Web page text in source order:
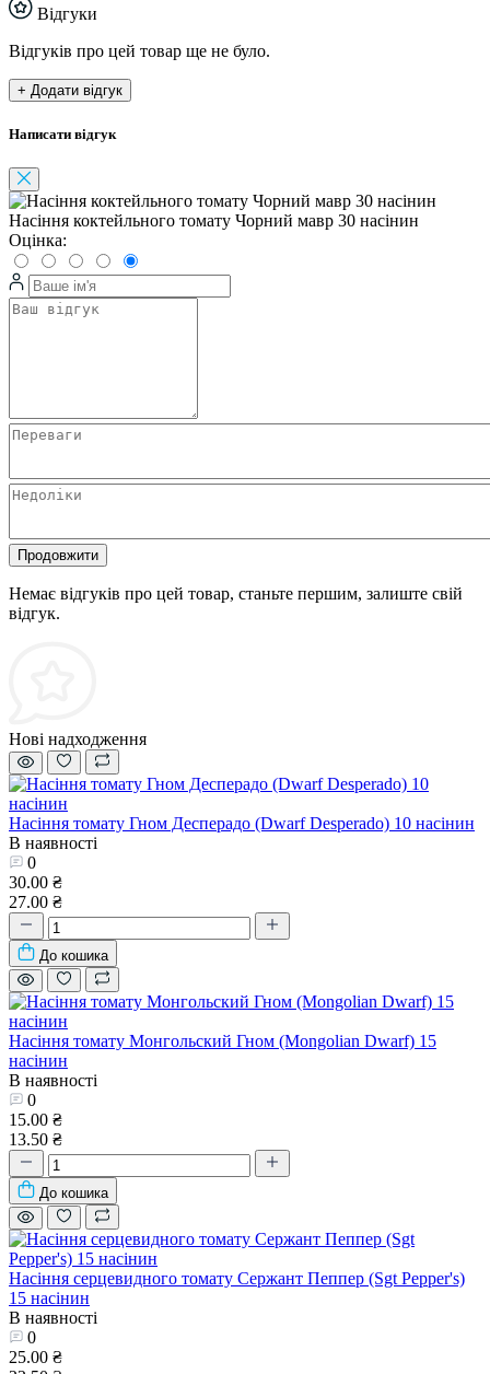
Відгуки
Відгуків про цей товар ще не було.
+ Додати відгук
Написати відгук
Насіння коктейльного томату Чорний мавр 30 насінин
Оцінка:
Продовжити
Немає відгуків про цей товар, станьте першим, залиште свій
відгук.
Нові надходження
Насіння томату Гном Десперадо (Dwarf Desperado) 10 насінин
В наявності
0
30.00 ₴
27.00 ₴
До кошика
Насіння томату Монгольский Гном (Mongolian Dwarf) 15
насінин
В наявності
0
15.00 ₴
13.50 ₴
До кошика
Насіння серцевидного томату Сержант Пеппер (Sgt Pepper's)
15 насінин
В наявності
0
25.00 ₴